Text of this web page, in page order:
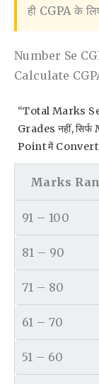
ही CGPA के
Number Se
Calculate
“Total Marks
Grades नहीं,
Point में Convert
Marks
91 – 100
81 – 90
71 – 80
61 – 70
51 – 60